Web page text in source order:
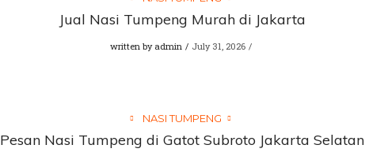
Jual Nasi Tumpeng Murah di Jakarta
written by admin July 31, 2026
NASI TUMPENG
Pesan Nasi Tumpeng di Gatot Subroto Jakarta Selatan